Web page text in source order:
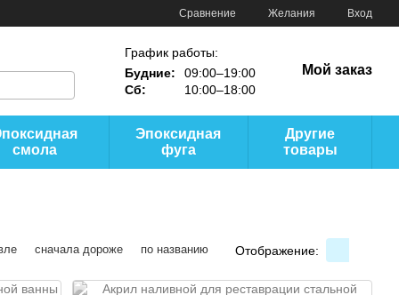
Сравнение Желания Вход
График работы:
Будние:
09:00–19:00
Сб:
10:00–18:00
Мой заказ
смола
Эпоксидная
фуга
Другие
товары
сначала дороже по названию Отображение: